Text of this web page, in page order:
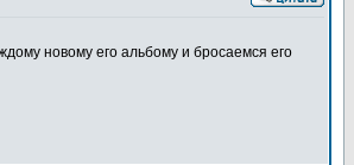
новому его альбому и бросаемся его